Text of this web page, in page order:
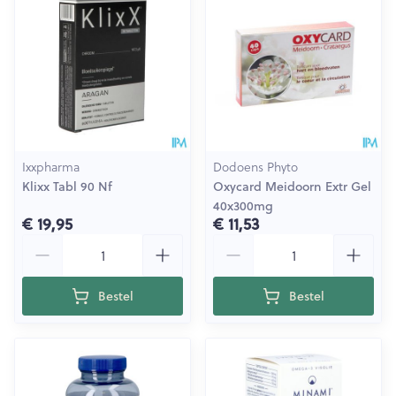
Ixxpharma
Klixx Tabl 90 Nf
€ 19,95
Bestel
Dodoens Phyto
Oxycard Meidoorn Extr Gel
40x300mg
€ 11,53
Bestel